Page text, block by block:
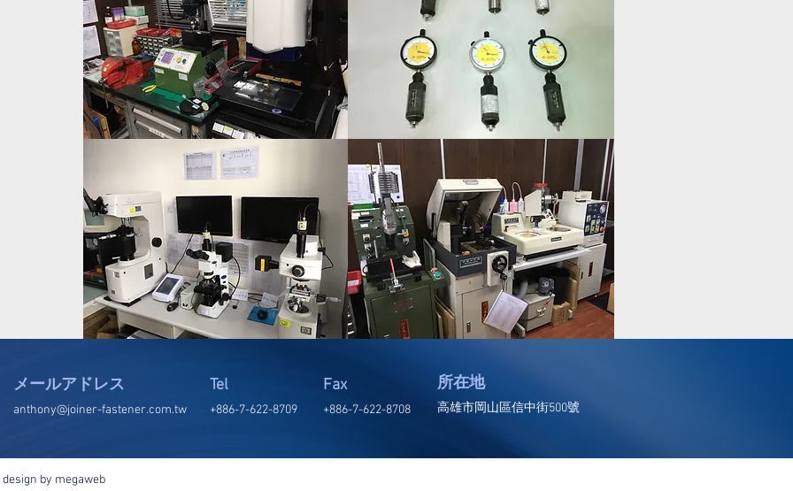
メールアドレス
anthony@joiner-fastener.com.tw
Tel
+886-7-622-8709
Fax
+886-7-622-8708
所在地
高雄市岡山區信中街500號
design by megaweb